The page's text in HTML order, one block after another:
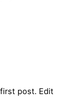
post. Edit